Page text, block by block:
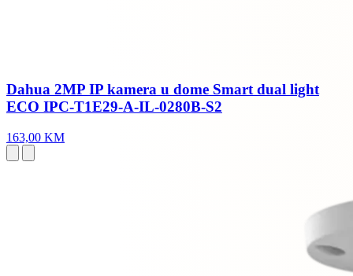
Dahua 2MP IP kamera u dome Smart dual light
ECO IPC-T1E29-A-IL-0280B-S2
163,00 KM